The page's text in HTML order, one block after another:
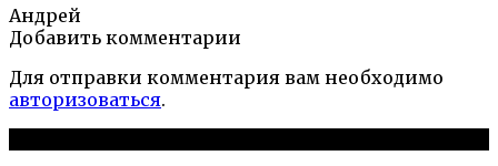
Андрей
Добавить комментарии
Для отправки комментария вам необходимо
авторизоваться.